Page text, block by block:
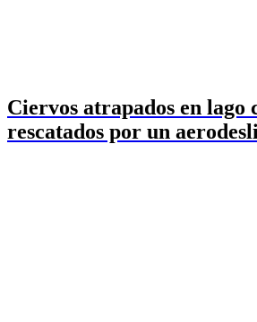
Ciervos atrapados en lago
rescatados por un